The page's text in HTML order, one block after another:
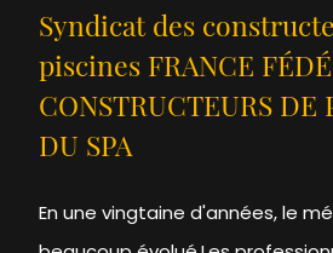
Syndicat des
piscines FRANCE
CONSTRUCTEURS DE
DU SPA
En une vingtaine d'années, le